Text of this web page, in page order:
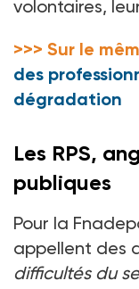
volontaires,
>>> Sur le
des
dégradation
Les RPS,
publiques
Pour la
appellent des
difficultés du